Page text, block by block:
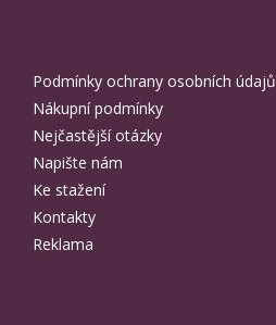
Podmínky ochrany osobních údajů
Nákupní podmínky
Nejčastější otázky
Napište nám
Ke stažení
Kontakty
Reklama